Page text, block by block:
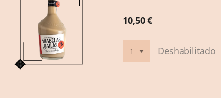
10,50 €
Deshabilitado